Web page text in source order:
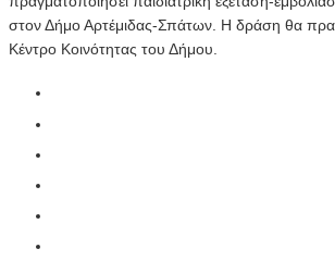
στον Δήμο Αρτέμιδας-Σπάτων. Η δράση θα
Κέντρο Κοινότητας του Δήμου.